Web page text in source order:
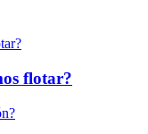
flotar?